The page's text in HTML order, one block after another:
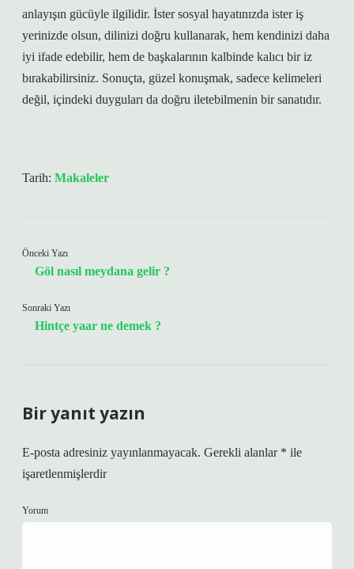
anlayışın gücüyle ilgilidir. İster sosyal hayatınızda ister iş
yerinizde olsun, dilinizi doğru kullanarak, hem kendinizi daha
iyi ifade edebilir, hem de başkalarının kalbinde kalıcı bir iz
bırakabilirsiniz. Sonuçta, güzel konuşmak, sadece kelimeleri
değil, içindeki duyguları da doğru iletebilmenin bir sanatıdır.
Tarih: Makaleler
Önceki Yazı
Göl nasıl meydana gelir ?
Sonraki Yazı
Hintçe yaar ne demek ?
Bir yanıt yazın
E-posta adresiniz yayınlanmayacak. Gerekli alanlar * ile
işaretlenmişlerdir
Yorum